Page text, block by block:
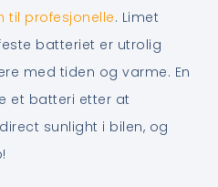
til profesjonelle. Limet
batteriet er utrolig
med tiden og varme. En
et batteri etter at
sunlight i bilen, og